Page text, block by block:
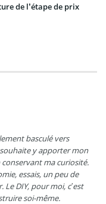
de l’étape de prix
basculé vers
y apporter mon
ma curiosité.
essais, un peu de
DIY, pour moi, c’est
soi-même.